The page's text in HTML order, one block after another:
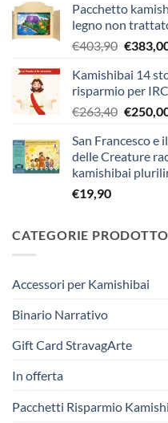
Pacchetto
legno non
€403,90 Il
era:
€
Kamishibai 14
risparmio per IRC
€263,40 Il
era:
€
San Francesco e
delle Creature
kamishibai
€19,90
CATEGORIE PRODOTTO
Accessori per Kamishibai
Binario Narrativo
Gift Card StravagArte
In offerta
Pacchetti Risparmio